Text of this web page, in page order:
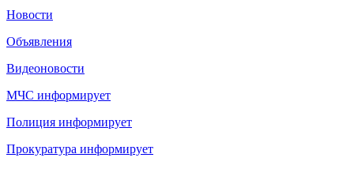
Новости
Объявления
Видеоновости
МЧС информирует
Полиция информирует
Прокуратура информирует